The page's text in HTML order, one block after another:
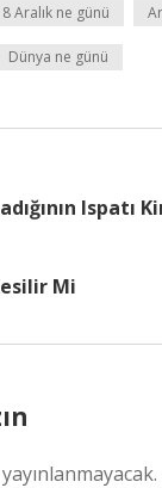
8 Aralık ne günü
Dünya ne günü
Ispatı
Mi